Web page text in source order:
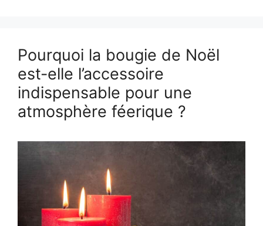
Pourquoi la bougie de Noël
est-elle l’accessoire
indispensable pour une
atmosphère féerique ?